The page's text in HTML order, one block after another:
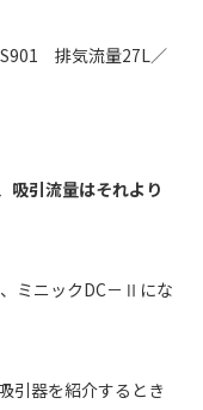
S901 排気流量27L／
吸引流量はそれより
ミニックDC－Ⅱにな
引器を紹介するとき